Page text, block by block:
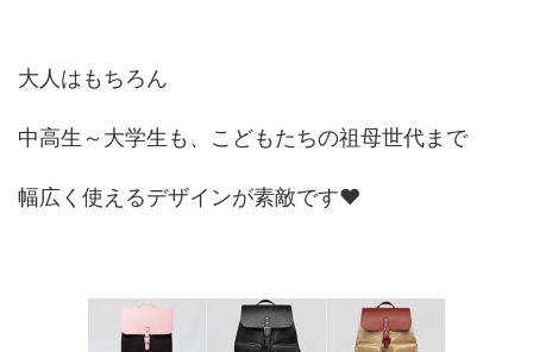
大人はもちろん
中高生～大学生も、こどもたちの祖母世代まで
幅広く使えるデザインが素敵です♥